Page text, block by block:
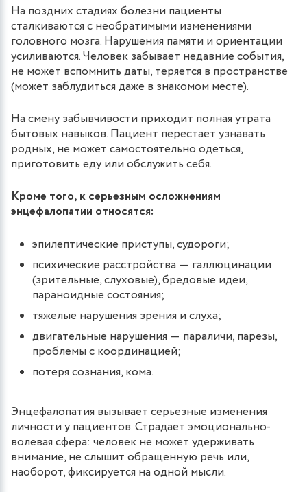
На поздних стадиях болезни пациенты
сталкиваются с необратимыми изменениями
головного мозга. Нарушения памяти и ориентации
усиливаются. Человек забывает недавние события,
не может вспомнить даты, теряется в пространстве
(может заблудиться даже в знакомом месте).
На смену забывчивости приходит полная утрата
бытовых навыков. Пациент перестает узнавать
родных, не может самостоятельно одеться,
приготовить еду или обслужить себя.
Кроме того, к серьезным осложнениям
энцефалопатии относятся:
эпилептические приступы, судороги;
психические расстройства ― галлюцинации
(зрительные, слуховые), бредовые идеи,
параноидные состояния;
тяжелые нарушения зрения и слуха;
двигательные нарушения ― параличи, парезы,
проблемы с координацией;
потеря сознания, кома.
Энцефалопатия вызывает серьезные изменения
личности у пациентов. Страдает эмоционально-
волевая сфера: человек не может удерживать
внимание, не слышит обращенную речь или,
наоборот, фиксируется на одной мысли.